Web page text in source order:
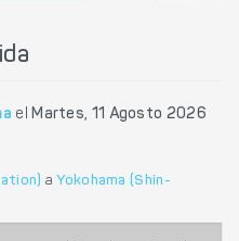
el Martes, 11 Agosto 2026
aYokohama (Shin-